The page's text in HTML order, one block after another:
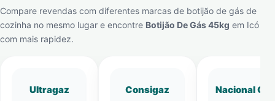
Compare revendas com diferentes marcas de botijão de gás de
cozinha no mesmo lugar e encontre Botijão De Gás 45kg em Icó
com mais rapidez.
Ultragaz Consigaz Nacional Gás